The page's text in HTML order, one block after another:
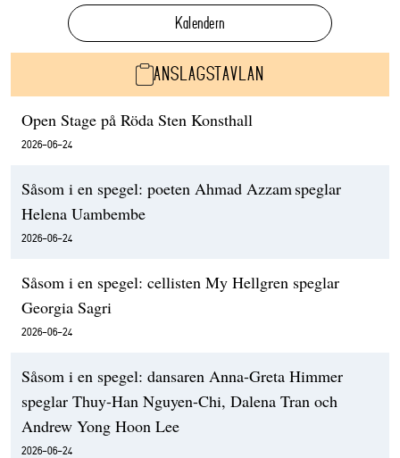
Kalendern
ANSLAGSTAVLAN
Open Stage på Röda Sten Konsthall
2026-06-24
Såsom i en spegel: poeten Ahmad Azzam speglar
Helena Uambembe
2026-06-24
Såsom i en spegel: cellisten My Hellgren speglar
Georgia Sagri
2026-06-24
Såsom i en spegel: dansaren Anna-Greta Himmer
speglar Thuy-Han Nguyen-Chi, Dalena Tran och
Andrew Yong Hoon Lee
2026-06-24